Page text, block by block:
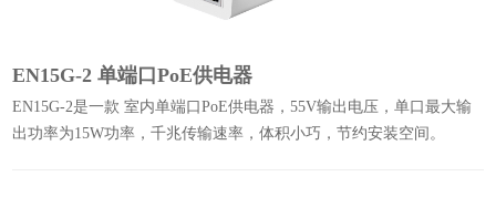
EN15G-2 单端口PoE供电器
EN15G-2是一款 室内单端口PoE供电器，55V输出电压，单口最大输
出功率为15W功率，千兆传输速率，体积小巧，节约安装空间。